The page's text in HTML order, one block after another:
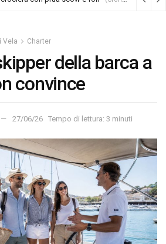
Vela Charter
della barca a
convince
27/06/26 Tempo di lettura: 3 minuti